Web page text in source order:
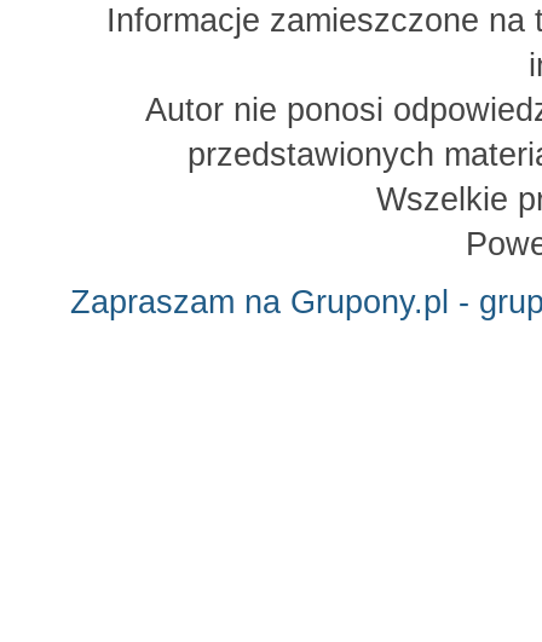
Informacje zamieszczone
Autor nie ponosi
przedstawionych
Wszelkie
Zapraszam na Grupony.pl -